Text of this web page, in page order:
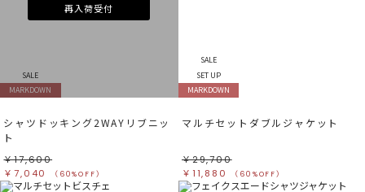
再入荷受付
SALE
MARKDOWN
シャツドッキング2WAYリブニッ
ト
￥17,600
￥7,040
（60%OFF）
SALE
SET UP
MARKDOWN
マルチセットダブルジャケット
￥29,700
￥11,880
（60%OFF）